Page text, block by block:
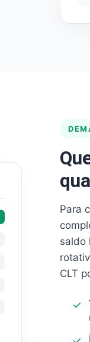
Para
saldo
CLT